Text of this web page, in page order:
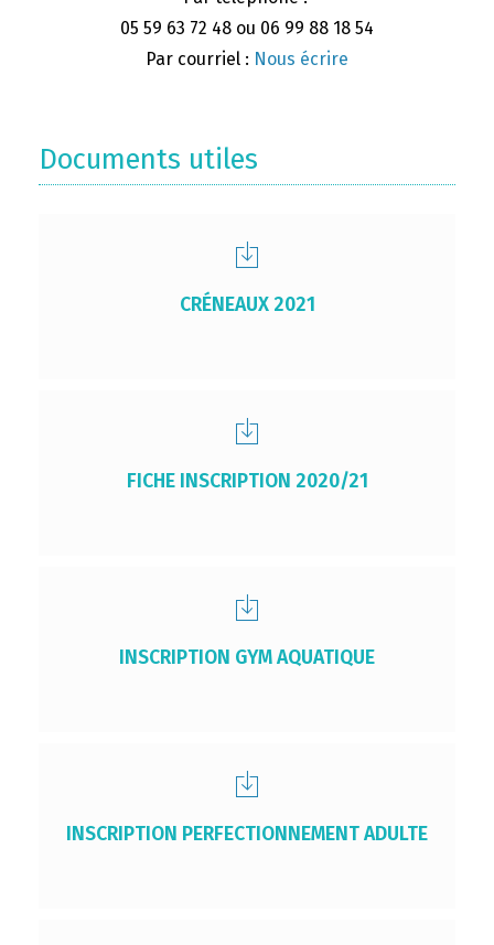
05 59 63 72 48 ou 06 99 88 18 54
Par courriel : Nous écrire
Documents utiles
CRÉNEAUX 2021
FICHE INSCRIPTION 2020/21
INSCRIPTION GYM AQUATIQUE
INSCRIPTION PERFECTIONNEMENT ADULTE